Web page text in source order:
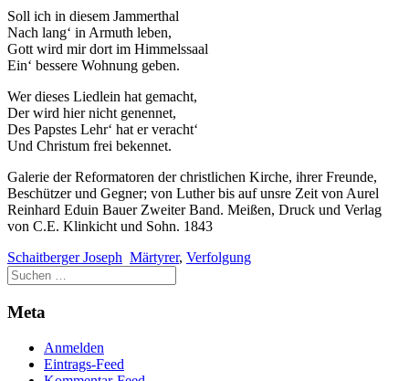
Soll ich in diesem Jammerthal
Nach lang‘ in Armuth leben,
Gott wird mir dort im Himmelssaal
Ein‘ bessere Wohnung geben.
Wer dieses Liedlein hat gemacht,
Der wird hier nicht genennet,
Des Papstes Lehr‘ hat er veracht‘
Und Christum frei bekennet.
Galerie der Reformatoren der christlichen Kirche, ihrer Freunde,
Beschützer und Gegner; von Luther bis auf unsre Zeit von Aurel
Reinhard Eduin Bauer Zweiter Band. Meißen, Druck und Verlag
von C.E. Klinkicht und Sohn. 1843
Schaitberger Joseph Märtyrer, Verfolgung
Meta
Anmelden
Eintrags-Feed